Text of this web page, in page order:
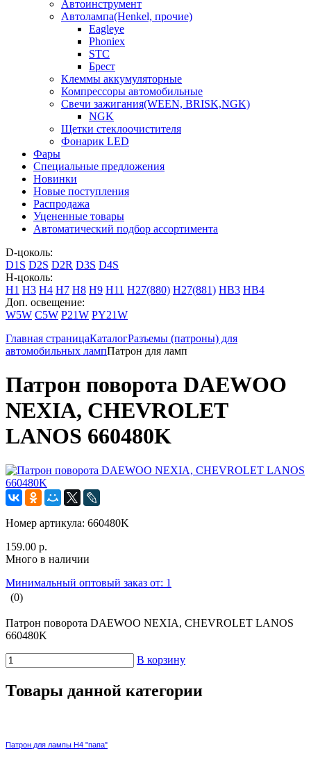
Автоинструмент
Автолампа(Henkel, прочие)
Eagleye
Phoniex
STC
Брест
Клеммы аккумуляторные
Компрессоры автомобильные
Свечи зажигания(WEEN, BRISK,NGK)
NGK
Щетки стеклоочистителя
Фонарик LED
Фары
Специальные предложения
Новинки
Новые поступления
Распродажа
Уцененные товары
Автоматический подбор ассортимента
D-цоколь:
D1S D2S D2R D3S D4S
H-цоколь:
H1 H3 H4 H7 H8 H9 H11 H27(880) H27(881) HB3 HB4
Доп. освещение:
W5W C5W P21W PY21W
Главная страницаКаталогРазъемы (патроны) для
автомобильных лампПатрон для ламп
Патрон поворота DAEWOO
NEXIA, CHEVROLET
LANOS 660480K
Номер артикула: 660480K
159.00 р.
Много в наличии
Минимальный оптовый заказ от: 1
(0)
Патрон поворота DAEWOO NEXIA, CHEVROLET LANOS
660480K
В корзину
Товары данной категории
Патрон для лампы H4 "папа"